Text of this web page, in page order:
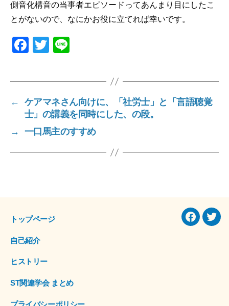
側音化構音の当事者エピソードってあんまり目にしたこ
とがないので、なにかお役に立てれば幸いです。
F
c
e
b
o
T
tt
er
e
←
ケアマネさん向けに、「社労士」と「言語聴覚
士」の講義を同時にした、の段。
→
一口馬主のすすめ
トップページ
自己紹介
ヒストリー
ST関連学会 まとめ
プライバシーポリシー
Facebook